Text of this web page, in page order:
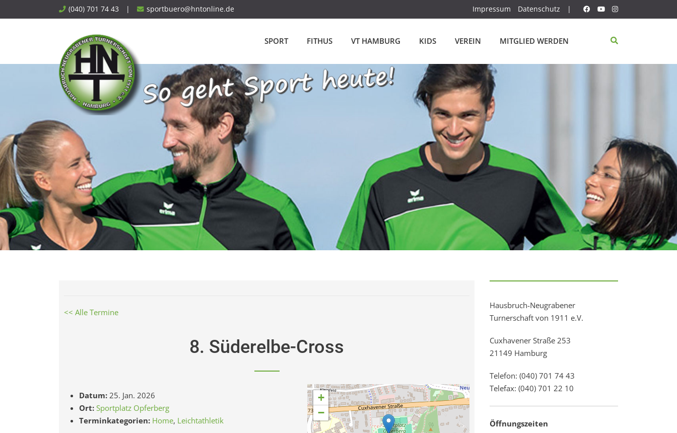
to
(040) 701 74 43 | sportbuero@hntonline.de Impressum Datenschutz |
SPORT FITHUS VT HAMBURG KIDS VEREIN MITGLIED WERDEN
<< Alle Termine
8. Süderelbe-Cross
Datum: 25. Jan. 2026
Ort: Sportplatz Opferberg
Terminkategorien: Home, Leichtathletik
+
−
Hausbruch-Neugrabener
Turnerschaft von 1911 e.V.
Cuxhavener Straße 253
21149 Hamburg
Telefon: (040) 701 74 43
Telefax: (040) 701 22 10
Öffnungszeiten